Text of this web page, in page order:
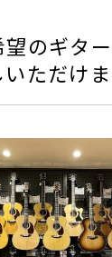
のギタ
ただけま